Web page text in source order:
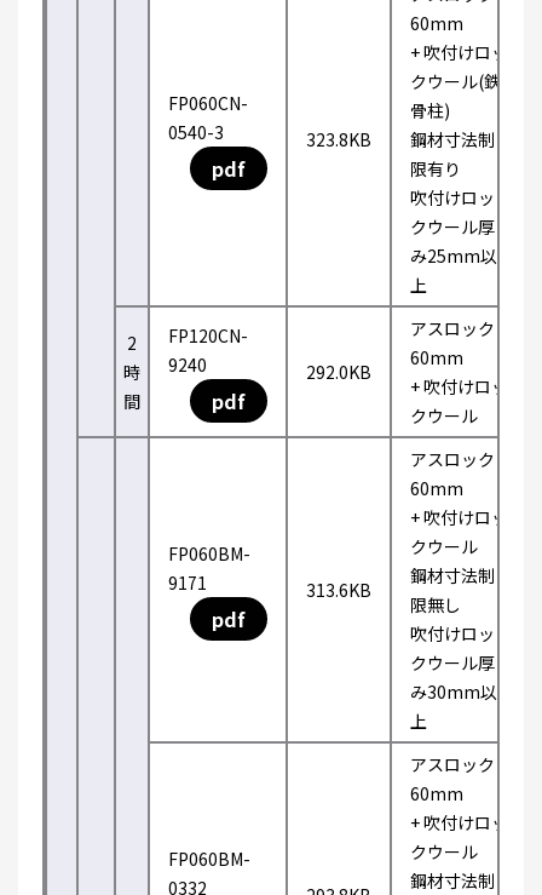
FP060CN-
0540-3
pdf
323.8KB
60mm
+ 吹付けロッ
クウール(鉄
骨柱)
鋼材寸法制
限有り
吹付けロッ
クウール厚
み25mm以
上
2
時
間
FP120CN-
9240
pdf
292.0KB
アスロック
60mm
+ 吹付けロッ
クウール
FP060BM-
9171
pdf
313.6KB
アスロック
60mm
+ 吹付けロッ
クウール
鋼材寸法制
限無し
吹付けロッ
クウール厚
み30mm以
上
FP060BM-
0332
アスロック
60mm
+ 吹付けロッ
クウール
鋼材寸法制